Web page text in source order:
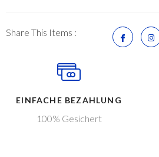
Share This Items :
EINFACHE BEZAHLUNG
100% Gesichert